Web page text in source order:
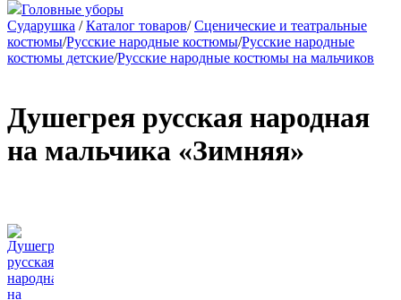
Головные уборы
Сударушка / Каталог товаров/ Сценические и театральные
костюмы/Русские народные костюмы/Русские народные
костюмы детские/Русские народные костюмы на мальчиков
Душегрея русская народная
на мальчика «Зимняя»